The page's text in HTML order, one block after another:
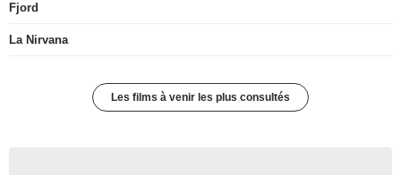
Fjord
La Nirvana
Les films à venir les plus consultés